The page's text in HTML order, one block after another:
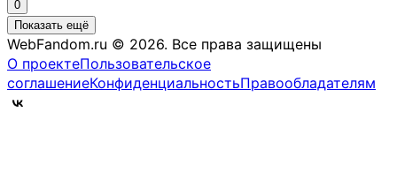
0
Показать ещё
WebFandom.ru © 2026. Все права защищены
О проектеПользовательское
соглашениеКонфиденциальностьПравообладателям